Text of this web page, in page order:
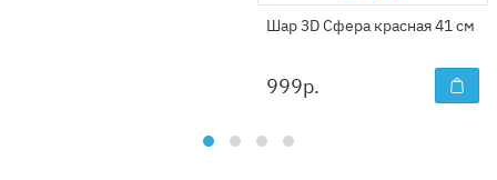
Шар 3D Сфера красная 41 см
999р.